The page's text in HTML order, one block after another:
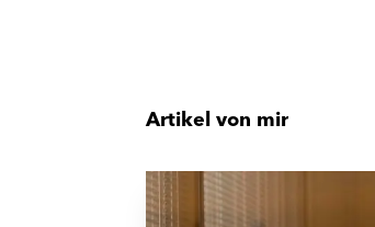
Artikel von mir